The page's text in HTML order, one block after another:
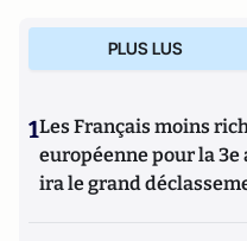
PLUS LUS
1Les Français moins
européenne pour la
ira le grand